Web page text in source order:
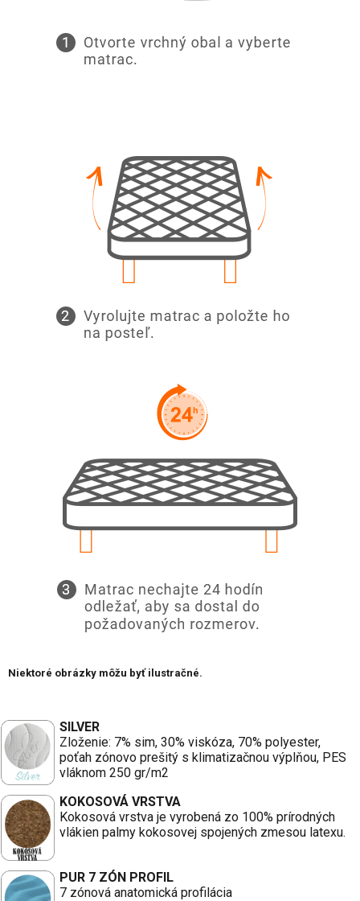
Niektoré obrázky môžu byť ilustračné.
SILVER
Zloženie: 7% sim, 30% viskóza, 70% polyester,
poťah zónovo prešitý s klimatizačnou výplňou, PES
vláknom 250 gr/m2
KOKOSOVÁ VRSTVA
Kokosová vrstva je vyrobená zo 100% prírodných
vlákien palmy kokosovej spojených zmesou latexu.
PUR 7 ZÓN PROFIL
7 zónová anatomická profilácia